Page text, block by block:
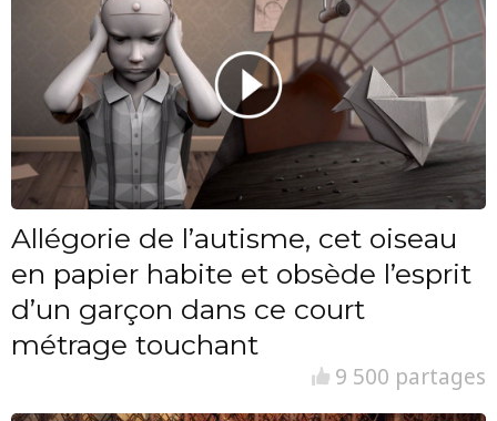
Allégorie de l’autisme, cet oiseau
en papier habite et obsède l’esprit
d’un garçon dans ce court
métrage touchant
9 500 partages